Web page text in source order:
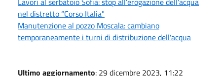
nel distretto “Corso Italia"
Manutenzione al pozzo Moscala: cambiano
temporaneamente i turni di distribuzione dell'acqua
Ultimo aggiornamento: 29 dicembre 2023, 11:22